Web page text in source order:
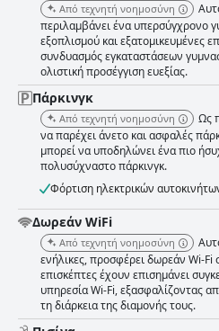
Από τεχνητή νοημοσύνη
περιλαμβάνει ένα υπερσύγχρονο
εξοπλισμού και εξατομικευμένες
συνδυασμός εγκαταστάσεων
ολιστική προσέγγιση ευεξίας.
Πάρκινγκ
Από τεχνητή νοημοσύνη
Ως
να παρέχει άνετο και ασφαλές
μπορεί να υποδηλώνει ένα πιο
πολυσύχναστο πάρκινγκ.
Φόρτιση ηλεκτρικών
Δωρεάν WiFi
Από τεχνητή νοημοσύνη
ενήλικες, προσφέρει δωρεάν Wi-
επισκέπτες έχουν επισημάνει
υπηρεσία Wi-Fi, εξασφαλίζοντας
τη διάρκεια της διαμονής τους.